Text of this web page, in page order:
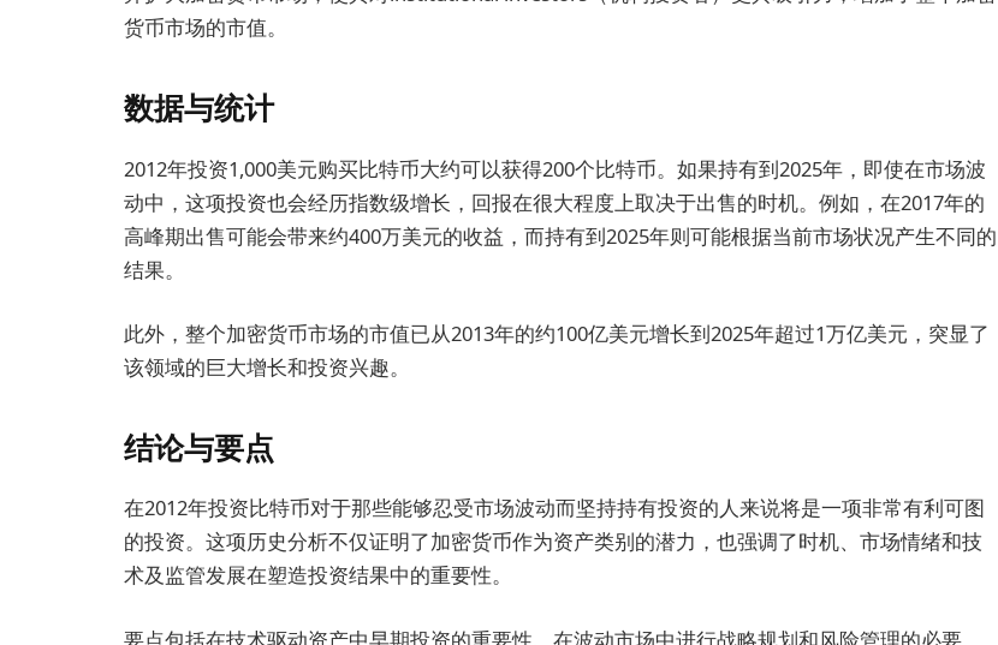
货币市场的市值。
数据与统计
2012年投资1,000美元购买比特币大约可以获得200个比特币。如果持有到2025年，即使在市场波
动中，这项投资也会经历指数级增长，回报在很大程度上取决于出售的时机。例如，在2017年的
高峰期出售可能会带来约400万美元的收益，而持有到2025年则可能根据当前市场状况产生不同的
结果。
此外，整个加密货币市场的市值已从2013年的约100亿美元增长到2025年超过1万亿美元，突显了
该领域的巨大增长和投资兴趣。
结论与要点
在2012年投资比特币对于那些能够忍受市场波动而坚持持有投资的人来说将是一项非常有利可图
的投资。这项历史分析不仅证明了加密货币作为资产类别的潜力，也强调了时机、市场情绪和技
术及监管发展在塑造投资结果中的重要性。